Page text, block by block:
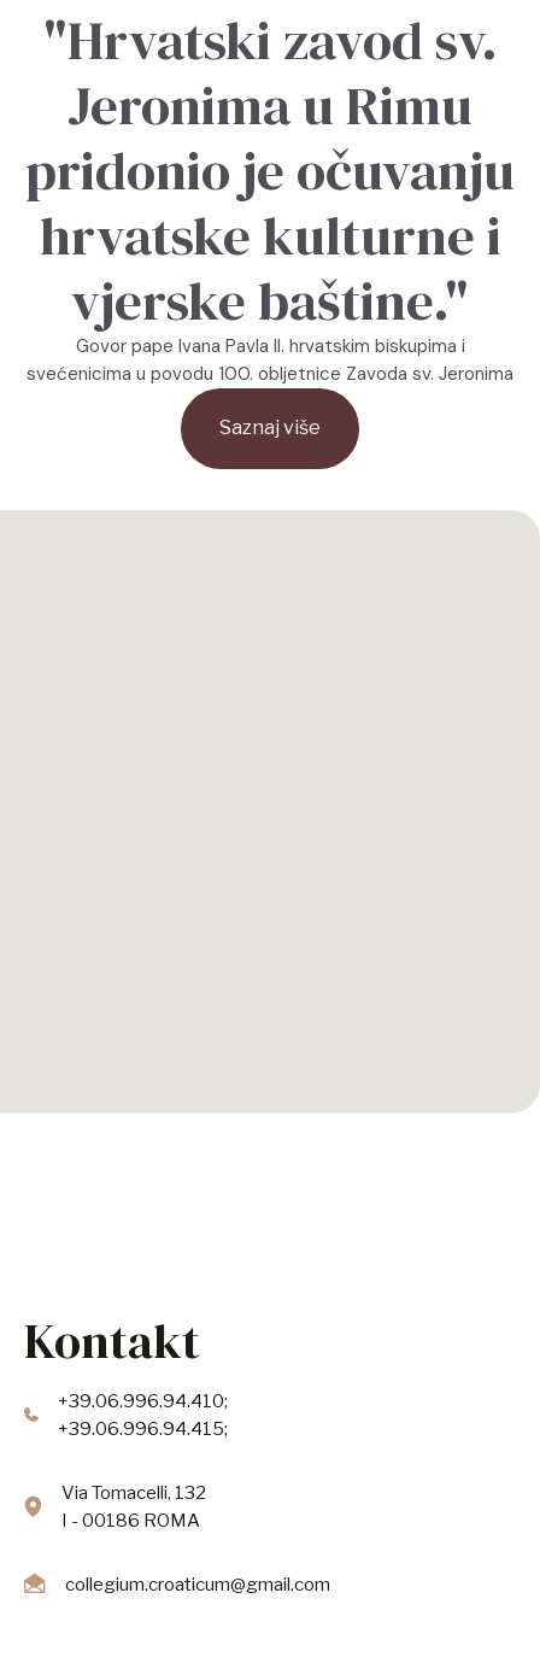
"Hrvatski zavod sv.
Jeronima u Rimu
pridonio je očuvanju
hrvatske kulturne i
vjerske baštine."
Govor pape Ivana Pavla II. hrvatskim biskupima i
svećenicima u povodu 100. obljetnice Zavoda sv. Jeronima
Saznaj više
Kontakt
+39.06.996.94.410;
+39.06.996.94.415;
Via Tomacelli, 132
I - 00186 ROMA
collegium.croaticum@gmail.com